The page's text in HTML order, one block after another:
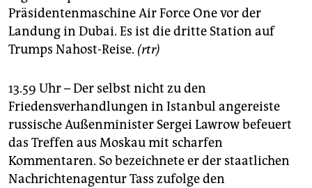
Präsidentenmaschine Air Force One vor der
Landung in Dubai. Es ist die dritte Station auf
Trumps Nahost-Reise. (rtr)
13.59 Uhr – Der selbst nicht zu den
Friedensverhandlungen in Istanbul angereiste
russische Außenminister Sergei Lawrow befeuert
das Treffen aus Moskau mit scharfen
Kommentaren. So bezeichnete er der staatlichen
Nachrichtenagentur Tass zufolge den